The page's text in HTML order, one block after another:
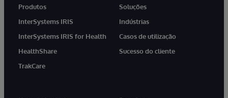
Produtos
InterSystems IRIS
InterSystems IRIS for Health
HealthShare
TrakCare
Soluções
Indústrias
Casos de utilização
Sucesso do cliente